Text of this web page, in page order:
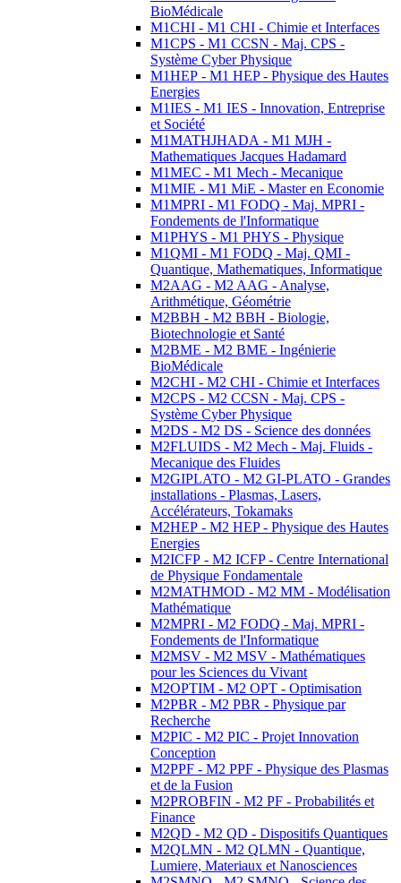
BioMédicale
M1CHI - M1 CHI - Chimie et Interfaces
M1CPS - M1 CCSN - Maj. CPS -
Système Cyber Physique
M1HEP - M1 HEP - Physique des Hautes
Energies
M1IES - M1 IES - Innovation, Entreprise
et Société
M1MATHJHADA - M1 MJH -
Mathematiques Jacques Hadamard
M1MEC - M1 Mech - Mecanique
M1MIE - M1 MiE - Master en Economie
M1MPRI - M1 FODQ - Maj. MPRI -
Fondements de l'Informatique
M1PHYS - M1 PHYS - Physique
M1QMI - M1 FODQ - Maj. QMI -
Quantique, Mathematiques, Informatique
M2AAG - M2 AAG - Analyse,
Arithmétique, Géométrie
M2BBH - M2 BBH - Biologie,
Biotechnologie et Santé
M2BME - M2 BME - Ingénierie
BioMédicale
M2CHI - M2 CHI - Chimie et Interfaces
M2CPS - M2 CCSN - Maj. CPS -
Système Cyber Physique
M2DS - M2 DS - Science des données
M2FLUIDS - M2 Mech - Maj. Fluids -
Mecanique des Fluides
M2GIPLATO - M2 GI-PLATO - Grandes
installations - Plasmas, Lasers,
Accélérateurs, Tokamaks
M2HEP - M2 HEP - Physique des Hautes
Energies
M2ICFP - M2 ICFP - Centre International
de Physique Fondamentale
M2MATHMOD - M2 MM - Modélisation
Mathématique
M2MPRI - M2 FODQ - Maj. MPRI -
Fondements de l'Informatique
M2MSV - M2 MSV - Mathématiques
pour les Sciences du Vivant
M2OPTIM - M2 OPT - Optimisation
M2PBR - M2 PBR - Physique par
Recherche
M2PIC - M2 PIC - Projet Innovation
Conception
M2PPF - M2 PPF - Physique des Plasmas
et de la Fusion
M2PROBFIN - M2 PF - Probabilités et
Finance
M2QD - M2 QD - Dispositifs Quantiques
M2QLMN - M2 QLMN - Quantique,
Lumiere, Materiaux et Nanosciences